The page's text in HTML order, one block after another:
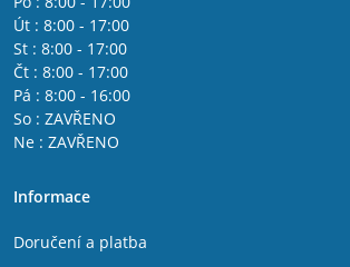
Út : 8:00 - 17:00
St : 8:00 - 17:00
Čt : 8:00 - 17:00
Pá : 8:00 - 16:00
So : ZAVŘENO
Ne : ZAVŘENO
Informace
Doručení a platba